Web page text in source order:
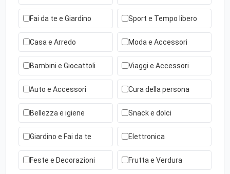
Fai da te e Giardino Sport e Tempo libero
Casa e Arredo Moda e Accessori
Bambini e Giocattoli Viaggi e Accessori
Auto e Accessori Cura della persona
Bellezza e igiene Snack e dolci
Giardino e Fai da te Elettronica
Feste e Decorazioni Frutta e Verdura